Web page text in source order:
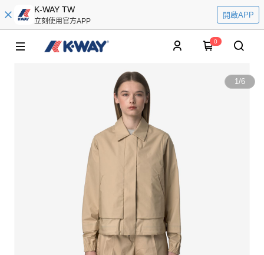
K-WAY TW
立刻使用官方APP
開啟APP
0
1/6